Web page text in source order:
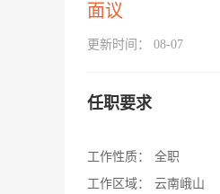
面议
更新时间： 08-07
任职要求
工作性质：
全职
工作区域：
云南峨山